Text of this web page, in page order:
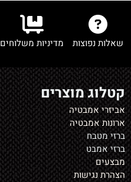
שאלות נפוצות מדיניות משלוחים
קטלוג מוצרים
אביזרי אמבטיה
ארונות אמבטיה
ברזי מטבח
ברזי אמבט
מבצעים
הצהרת נגישות